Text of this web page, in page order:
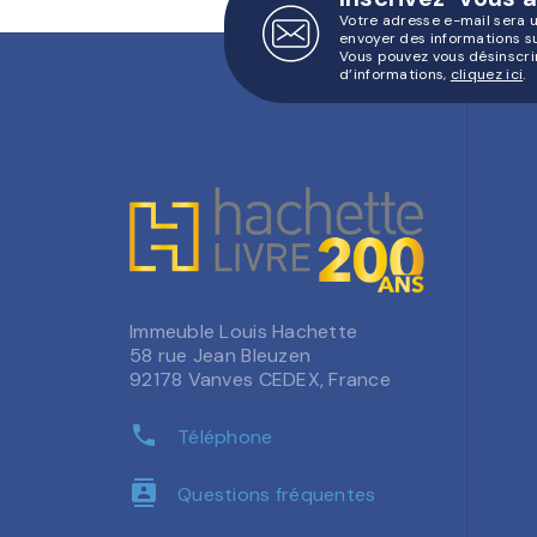
Votre adresse e-mail sera
envoyer des informations
Vous pouvez vous
d’informations, cliquez ici.
Immeuble Louis Hachette
58 rue Jean Bleuzen
92178 Vanves CEDEX, France
phone Téléphone
contacts Questions fréquentes